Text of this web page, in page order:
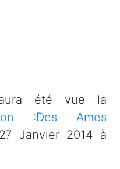
été vue la
:Des Ames
Janvier 2014 à